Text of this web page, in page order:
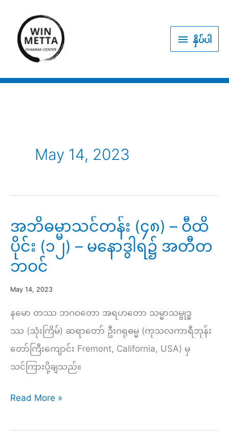
content
နှိပ် နှိပ်ပါ
May 14, 2023
အဘိဓမ္မာသင်တန်း (၄၈) – ဝီထိ
ပိုင်း (၁၂) – မနောဒွါရ၌ အတီတ
ဘဝင်
May 14, 2023
နမော တဿ ဘဂဝတော အရဟတော သမ္မာသမ္ဗုဒ္ဓ
ဿ (သုံးကြိမ်) ဆရာတော် ဦးဂရုဓမ္မ (ကုသလကာရီဘုန်း
တော်ကြီးကျောင်း Fremont, California, USA) မှ
သင်ကြားပို့ချသည်။
အဘိ
မ္
Read More »